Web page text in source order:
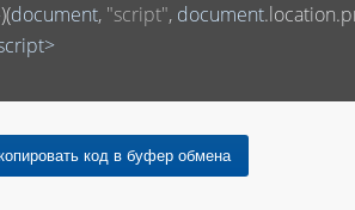
document, "script", document
>